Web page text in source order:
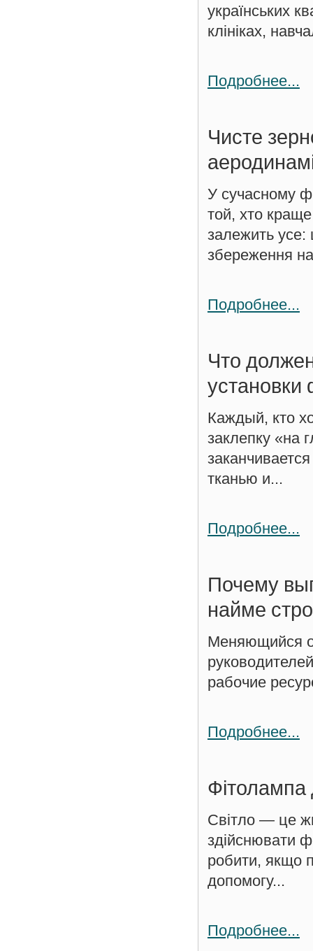
українських
клініках,
Подробнее...
Чисте
У сучасному
той, хто
залежить усе:
збереження
Подробнее...
Что
Каждый, кто
заклепку «на
тканью и...
Подробнее...
Почему
найме
Меняющийся
рабочие
Подробнее...
Фітолампа
Світло — це
здійснювати
робити, якщо
допомогу...
Подробнее...